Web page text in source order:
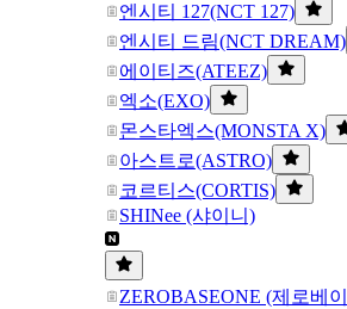
엔시티 127(NCT 127)
엔시티 드림(NCT DREAM)
에이티즈(ATEEZ)
엑소(EXO)
몬스타엑스(MONSTA X)
아스트로(ASTRO)
코르티스(CORTIS)
SHINee (샤이니)
ZEROBASEONE (제로베